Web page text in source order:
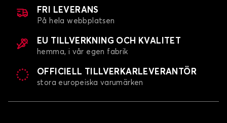
FRI LEVERANS
På hela webbplatsen
EU TILLVERKNING OCH KVALITET
hemma, i vår egen fabrik
OFFICIELL TILLVERKARLEVERANTÖR
stora europeiska varumärken